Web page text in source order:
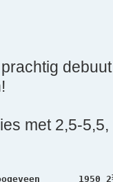
met 2,5-
1950